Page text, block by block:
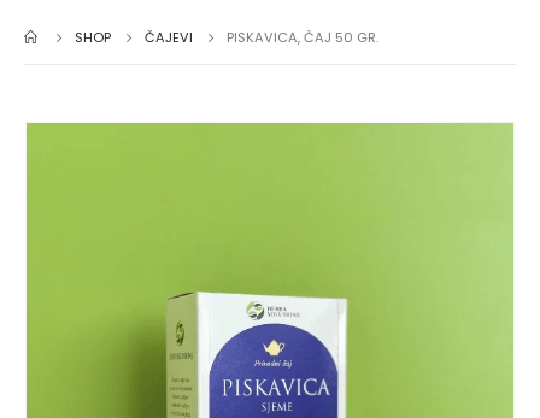
SHOP ČAJEVI PISKAVICA, ČAJ 50 GR.